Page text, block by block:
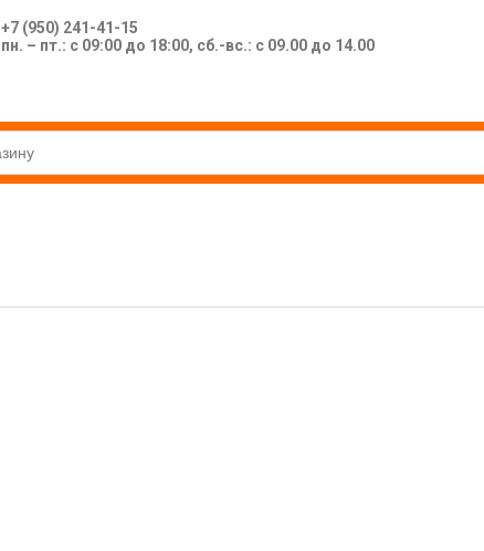
+7 (950) 241-41-15
пн. – пт.: с 09:00 до 18:00, сб.-вс.: с 09.00 до 14.00